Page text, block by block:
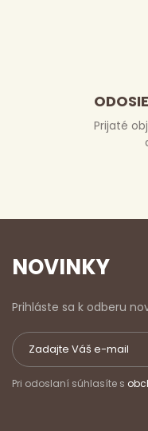
Prijaté
NOVINKY
Prihláste sa k odberu
Pri odoslaní súhlasíte s